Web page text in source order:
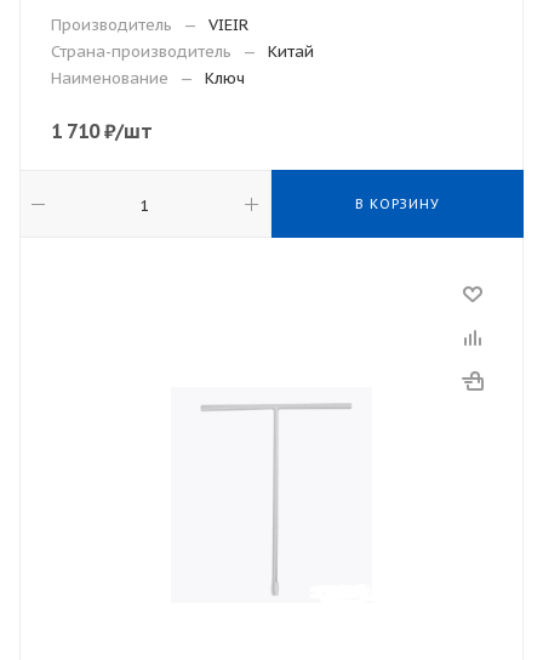
Производитель —
VIEIR
Страна-производитель
—
Китай
Наименование
— Ключ
1 710₽/шт
В КОРЗИНУ